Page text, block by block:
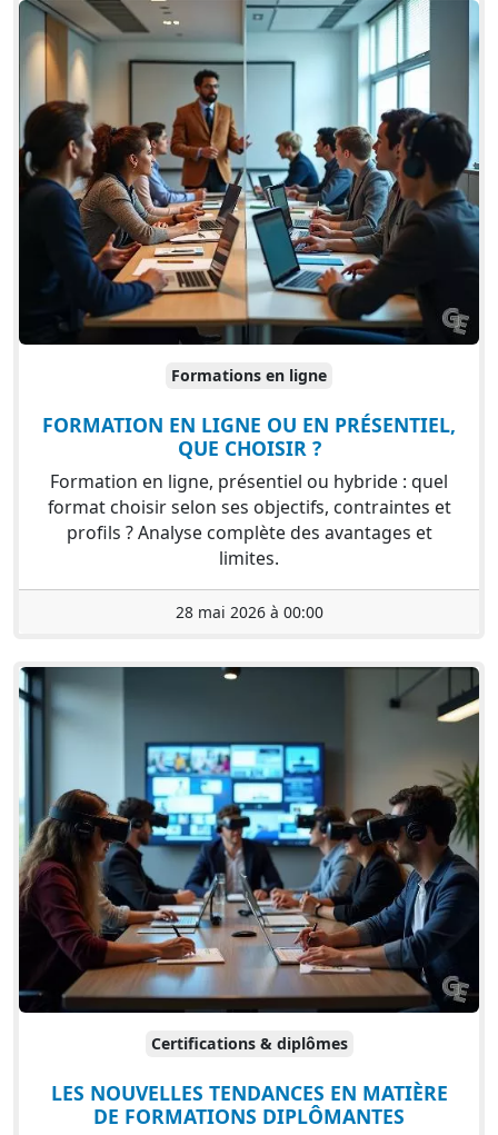
Formations en ligne
FORMATION EN LIGNE OU EN PRÉSENTIEL,
QUE CHOISIR ?
Formation en ligne, présentiel ou hybride : quel
format choisir selon ses objectifs, contraintes et
profils ? Analyse complète des avantages et
limites.
28 mai 2026 à 00:00
Certifications & diplômes
LES NOUVELLES TENDANCES EN MATIÈRE
DE FORMATIONS DIPLÔMANTES